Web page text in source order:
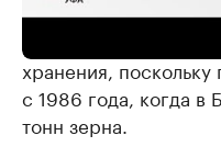
По словам
хранения,
с 1986 года, когда в
тонн зерна.